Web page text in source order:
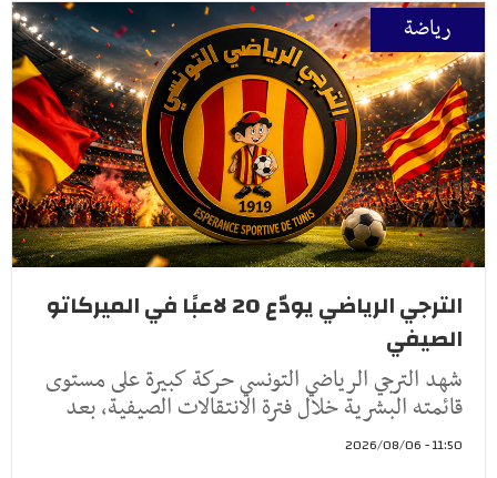
رياضة
الترجي الرياضي يودّع 20 لاعبًا في الميركاتو
الصيفي
شهد الترجي الرياضي التونسي حركة كبيرة على مستوى
قائمته البشرية خلال فترة الانتقالات الصيفية، بعد
11:50 - 2026/08/06